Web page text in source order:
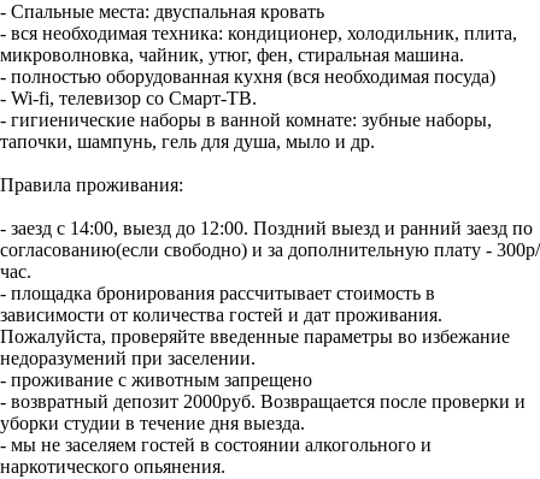
- Спальные места: двуспальная кровать
- вся необходимая техника: кондиционер, холодильник, плита,
микроволновка, чайник, утюг, фен, стиральная машина.
- полностью оборудованная кухня (вся необходимая посуда)
- Wi-fi, телевизор со Смарт-ТВ.
- гигиенические наборы в ванной комнате: зубные наборы,
тапочки, шампунь, гель для душа, мыло и др.
Правила проживания:
- заезд с 14:00, выезд до 12:00. Поздний выезд и ранний заезд по
согласованию(если свободно) и за дополнительную плату - 300р/
час.
- площадка бронирования рассчитывает стоимость в
зависимости от количества гостей и дат проживания.
Пожалуйста, проверяйте введенные параметры во избежание
недоразумений при заселении.
- проживание с животным запрещено
- возвратный депозит 2000руб. Возвращается после проверки и
уборки студии в течение дня выезда.
- мы не заселяем гостей в состоянии алкогольного и
наркотического опьянения.